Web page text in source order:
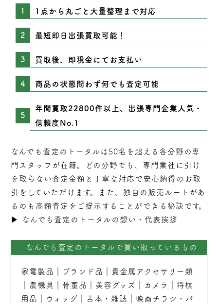
1点から丸ごと大量整理まで対応
最短即日出張買取可能！
買取後、即現金にてお支払い
商品の状態問わず何でも査定可能
年間買取22800件以上、出張専門企業人気・
信頼度No.1
なんでも査定のトータルは50名を超える各分野の専
門スタッフが在籍。どの分野でも、専門業社に引け
を取らない査定 金額と丁寧な対応で安心納得のお取
引をしていただけます。また、独自の販売ルートがあ
るのも高額査定をご提示することができる秘訣です。
▶︎
なんでも査定のトータルの想い・代表挨拶
なんでも査定のトータルで買い取っているもの
家電製品 ブランド品
貴金属アクセサリー類
農機具 骨董品 美容グッズ カメラ
将棋
用品
ウィッグ 古本 ・ 雑誌
映画チラシ・パ